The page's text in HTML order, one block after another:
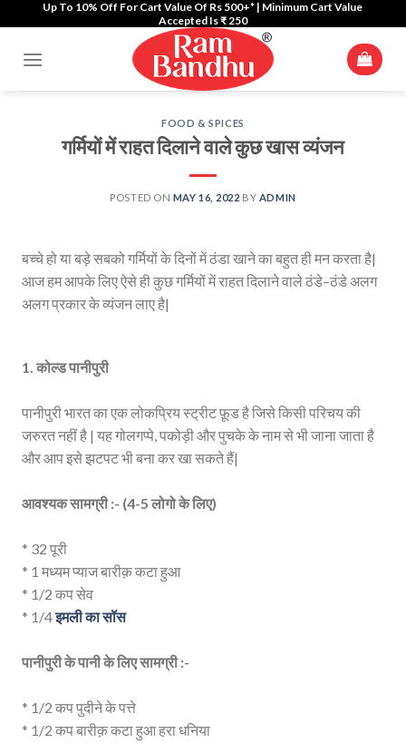
to
content
Up To 10% Off For Cart Value Of Rs 500+* | Minimum Cart Value
Accepted Is ₹ 250
FOOD & SPICES
गर्मियों में राहत दिलाने वाले कुछ खास व्यंजन
POSTED ON MAY 16, 2022 BY ADMIN
बच्चे हो या बड़े सबको गर्मियों के दिनों में ठंडा खाने का बहुत ही मन करता है|
आज हम आपके लिए ऐसे ही कुछ गर्मियों में राहत दिलाने वाले ठंडे–ठंडे अलग
अलग प्रकार के व्यंजन लाए है|
1. कोल्ड पानीपुरी
पानीपुरी भारत का एक लोकप्रिय स्ट्रीट फ़ूड है जिसे किसी परिचय की
जरुरत नहीं है | यह गोलगप्पे, पकोड़ी और पुचके के नाम से भी जाना जाता है
और आप इसे झटपट भी बना कर खा सकते हैं|
आवश्यक सामग्री :- (4-5 लोगो के लिए)
* 32 पूरी
* 1 मध्यम प्याज बारीक़ कटा हुआ
* 1/2 कप सेव
* 1/4इमली का सॉस
पानीपुरी के पानी के लिए सामग्री :-
* 1/2 कप पुदीने के पत्ते
* 1/2 कप बारीक़ कटा हुआ हरा धनिया